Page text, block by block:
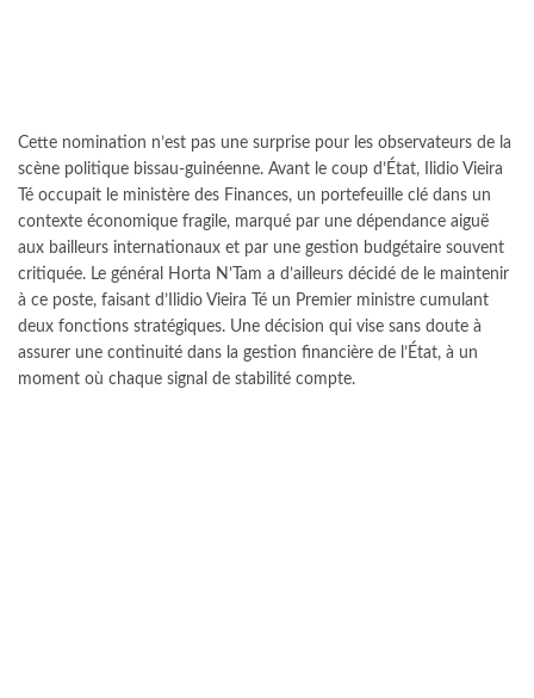
Cette nomination n’est pas une surprise pour les observateurs de la
scène politique bissau-guinéenne. Avant le coup d’État, Ilidio Vieira
Té occupait le ministère des Finances, un portefeuille clé dans un
contexte économique fragile, marqué par une dépendance aiguë
aux bailleurs internationaux et par une gestion budgétaire souvent
critiquée. Le général Horta N’Tam a d’ailleurs décidé de le maintenir
à ce poste, faisant d’Ilidio Vieira Té un Premier ministre cumulant
deux fonctions stratégiques. Une décision qui vise sans doute à
assurer une continuité dans la gestion financière de l’État, à un
moment où chaque signal de stabilité compte.